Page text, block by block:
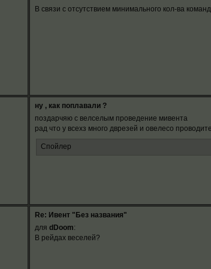
В связи с отсутствием минимального кол-ва
ну , как поплавали ?
поздарчяю с велселым проведение мивента
рад что у всехз много дврезей и овелесо
Спойлер
Re: Ивент "Без названия"
для dDoom:
В рейдах веселей?